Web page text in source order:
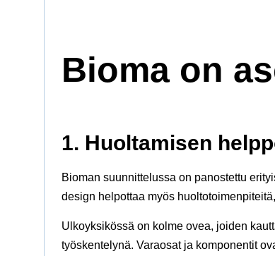
Bioma on
1. Huoltamisen
Bioman suunnittelussa on panostettu
design helpottaa myös
Ulkoyksikössä on kolme ovea, joiden
työskentelynä. Varaosat ja komponentit